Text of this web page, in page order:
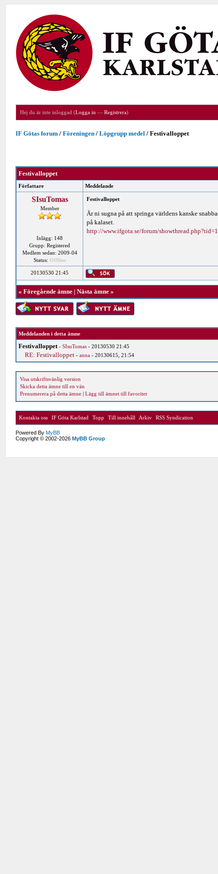
Hej du är inte inloggad (Logga in —Registrera)
IF Götas forum /Föreningen /Löpgrupp medel /Festivalloppet
Festivalloppet
Författare Meddelande
SIsuTomas
Member
Inlägg: 148
Grupp: Registered
Medlem sedan: 2009-04
Status: Offline
Festivalloppet
Är ni sugna på att springa världens kanske
på kalaset.
http://www.ifgota.se/forum/
20130530 21:45
«Föregående ämne |Nästa ämne »
Meddelanden i detta ämne
Festivalloppet -SIsuTomas - 20130530 21:45
RE: Festivalloppet -anna - 20130615, 21:54
Visa utskriftsvänlig version
Skicka detta ämne till en vän
Prenumerera på detta ämne |Lägg till ämnet till favoriter
Kontakta oss |IF Göta Karlstad |Topp |Till innehåll | Arkiv |RSS Syndication
Powered ByMyBB
Copyright © 2002-2026MyBB Group